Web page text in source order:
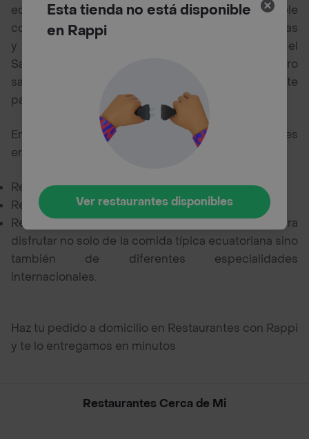
ecuatoriana encontramos el ceviche, que suele
consistir en pescado marinado en diversas verduras
y especias; también tenemos la fanesca, o el
Sancocho de Pescado, otra comida sencilla pero
sabrosa que disfrutan muchas personas en este
país.
Entre los mejores restaurantes de Ecuador puedes
encontrar cercanos a tu ubicación en Rappi:
Restaurantes mexicanos,
Restaurantes italianos,
Restaurantes veganos y muchas opciones más para
disfrutar no solo de la comida típica ecuatoriana sino
también de diferentes especialidades
internacionales.
Haz tu pedido a domicilio en Restaurantes con Rappi
y te lo entregamos en minutos
Restaurantes Cerca de Mi
Esta tienda no está disponible
en Rappi
Ver restaurantes disponibles